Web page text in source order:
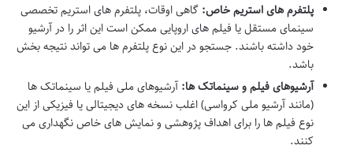
پلتفرم های استریم خاص: گاهی اوقات، پلتفرم های استریم تخصصی
سینمای مستقل یا فیلم های اروپایی ممکن است این اثر را در آرشیو
خود داشته باشند. جستجو در این نوع پلتفرم ها می تواند نتیجه بخش
باشد.
آرشیوهای فیلم و سینماتک ها:آرشیوهای ملی فیلم یا سینماتک ها
(مانند آرشیو ملی کرواسی) اغلب نسخه های دیجیتالی یا فیزیکی از این
نوع فیلم ها را برای اهداف پژوهشی و نمایش های خاص نگهداری می
کنند.